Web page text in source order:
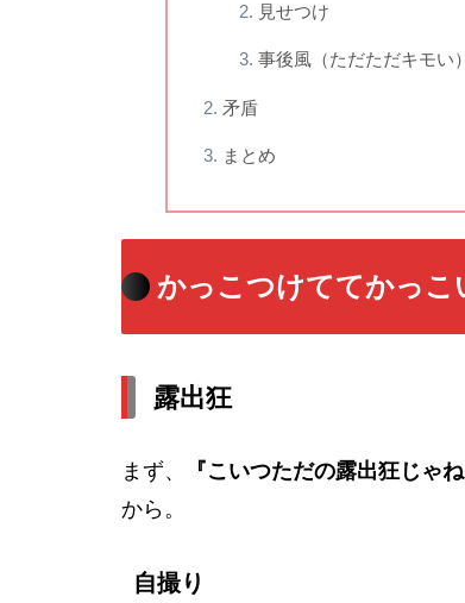
見せつけ
事後風（ただただキモい）
矛盾
まとめ
かっこつけててかっこ
露出狂
まず、 『こいつただの露出狂じゃね
から。
自撮り